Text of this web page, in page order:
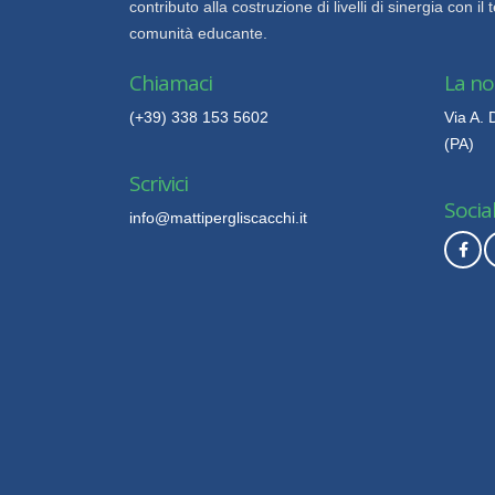
contributo alla costruzione di livelli di sinergia con il
comunità educante.
Chiamaci
(+39) 338 153 5602
Scrivici
info@mattipergliscacchi.it
La
Via A.
(PA)